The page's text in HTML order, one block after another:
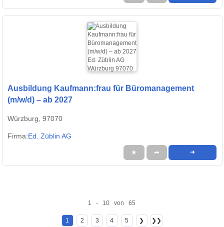
Ausbildung Kaufmann:frau für Büromanagement
(m/w/d) – ab 2027
Würzburg, 97070
Firma:Ed. Züblin AG
★ ➦ ➜
1 - 10 von 65
1 2 3 4 5 ❯ ❯❯